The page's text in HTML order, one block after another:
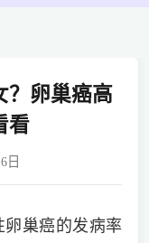
？卵巢癌高
看
日
巢癌的发病率